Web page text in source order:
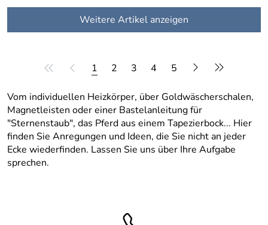
Weitere Artikel anzeigen
1 2 3 4 5
Vom individuellen Heizkörper, über Goldwäscherschalen,
Magnetleisten oder einer Bastelanleitung für
"Sternenstaub", das Pferd aus einem Tapezierbock... Hier
finden Sie Anregungen und Ideen, die Sie nicht an jeder
Ecke wiederfinden. Lassen Sie uns über Ihre Aufgabe
sprechen.